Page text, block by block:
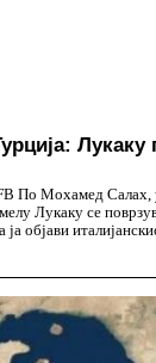
Лукаку
По Мохамед Салах,
Лукаку се
објави